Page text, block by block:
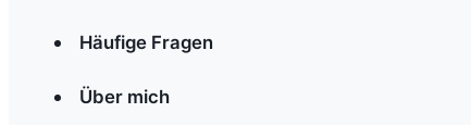
Häufige Fragen
Über mich